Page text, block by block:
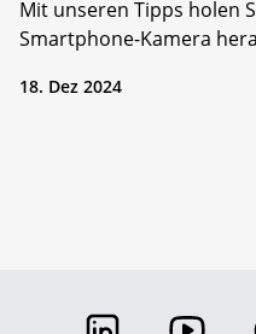
Mit unseren Tipps holen
Smartphone-Kamera
18. Dez 2024